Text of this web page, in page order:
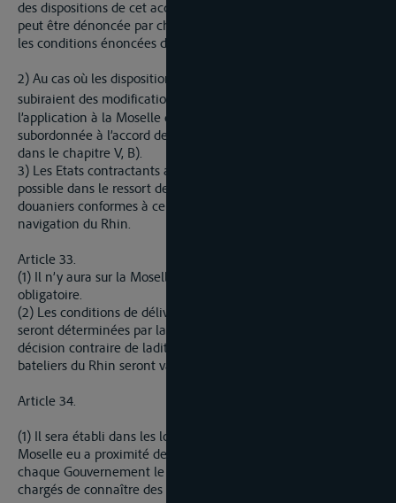
des dispositions de cet accord, en ce qui concerne la Moselle,
peut être dénoncée par chacun des Etats contractants dans
les conditions énoncées dans l’article 6 dudit accord.
2) Au cas où les dispositions sus-mentionnées auraient subi ou
subiraient des modifications après la date du 1
l’application à la Moselle des dispositions ainsi modifiées sera
subordonnée à l’accord de la Commission de la Moselle visé
dans le chapitre V, B).
3) Les Etats contractants autorisent le plus large emploi
possible dans le ressort de la Moselle des documents
douaniers conformes à ceux qui sont employés pour la
navigation du Rhin.
Article 33.
(1) Il n’y aura sur la Moselle aucun service de pilotage
obligatoire.
(2) Les conditions de délivrance des patentes de batelier
seront déterminées par la Commission de la Moselle. Sauf
décision contraire de ladite Commission, les patentes de
bateliers du Rhin seront valables sur la Moselle.
Article 34.
(1) Il sera établi dans les localités convenables situées sur la
Moselle eu a proximité de la rivière, et dans la mesure où
chaque Gouvernement le jugera nécessaire, des tribunaux
chargés de connaître des affaires mentionnées à l’article 35.